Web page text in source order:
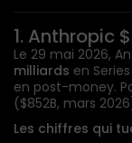
1. Anthropic
Le 29 mai 2026,
milliards en
en post-money.
($852B, mars
Les chiffres qui